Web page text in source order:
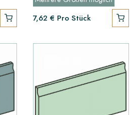
7,62 € Pro Stück